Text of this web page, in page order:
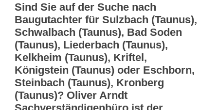
Sind Sie auf der Suche nach
Baugutachter für Sulzbach (Taunus),
Schwalbach (Taunus), Bad Soden
(Taunus), Liederbach (Taunus),
Kelkheim (Taunus), Kriftel,
Königstein (Taunus) oder Eschborn,
Steinbach (Taunus), Kronberg
(Taunus)? Oliver Arndt